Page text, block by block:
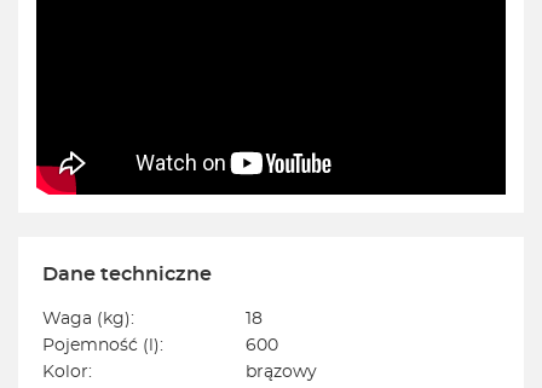
Dane techniczne
Waga (kg):
18
Pojemność (l):
600
Kolor:
brązowy